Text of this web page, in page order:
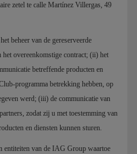
zetel te calle Martínez Villergas, 49
beheer van de gereserveerde
overeenkomstige contract; (ii) het
betreffende producten en
programma betrekking hebben, op
werd; (iii) de communicatie van
zodat zij u met toestemming van
en diensten kunnen sturen.
entiteiten van de IAG Group waartoe